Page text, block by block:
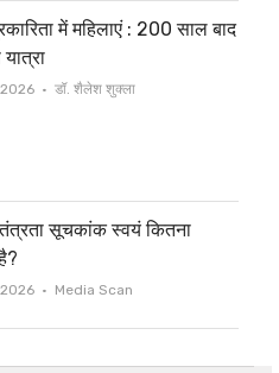
में महिलाएं : 200 साल बाद
Author
डॉ. शैलेश शुक्ला
सूचकांक स्वयं कितना
Author
Media Scan